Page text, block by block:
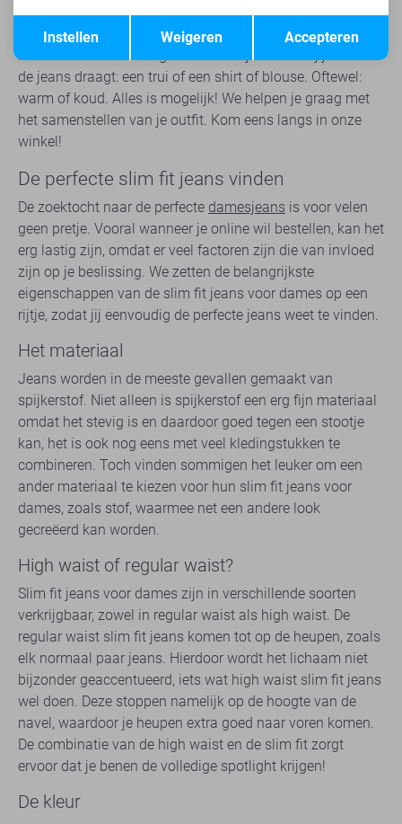
geen enkel probleem! Alhoewel er frissere opties zijn voor
de zomer, is deze spijkerbroek een uitstekende keuze voor
beide seizoenen. Het ligt voornamelijk aan wat jij boven
de jeans draagt: een trui of een shirt of blouse. Oftewel:
warm of koud. Alles is mogelijk! We helpen je graag met
het samenstellen van je outfit. Kom eens langs in onze
winkel!
De perfecte slim fit jeans vinden
De zoektocht naar de perfecte damesjeans is voor velen
geen pretje. Vooral wanneer je online wil bestellen, kan het
erg lastig zijn, omdat er veel factoren zijn die van invloed
zijn op je beslissing. We zetten de belangrijkste
eigenschappen van de slim fit jeans voor dames op een
rijtje, zodat jij eenvoudig de perfecte jeans weet te vinden.
Het materiaal
Jeans worden in de meeste gevallen gemaakt van
spijkerstof. Niet alleen is spijkerstof een erg fijn materiaal
omdat het stevig is en daardoor goed tegen een stootje
kan, het is ook nog eens met veel kledingstukken te
combineren. Toch vinden sommigen het leuker om een
ander materiaal te kiezen voor hun slim fit jeans voor
dames, zoals stof, waarmee net een andere look
gecreëerd kan worden.
High waist of regular waist?
Slim fit jeans voor dames zijn in verschillende soorten
verkrijgbaar, zowel in regular waist als high waist. De
regular waist slim fit jeans komen tot op de heupen, zoals
elk normaal paar jeans. Hierdoor wordt het lichaam niet
bijzonder geaccentueerd, iets wat high waist slim fit jeans
wel doen. Deze stoppen namelijk op de hoogte van de
navel, waardoor je heupen extra goed naar voren komen.
De combinatie van de high waist en de slim fit zorgt
ervoor dat je benen de volledige spotlight krijgen!
De kleur
Terug Opslaan
Accepteren
Weigeren
Instellen